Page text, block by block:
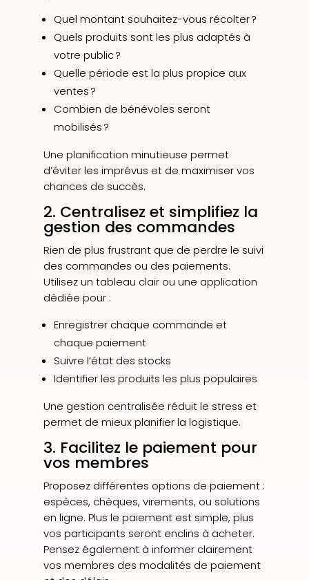
Quel montant souhaitez-vous récolter ?
Quels produits sont les plus adaptés à
votre public ?
Quelle période est la plus propice aux
ventes ?
Combien de bénévoles seront
mobilisés ?
Une planification minutieuse permet
d’éviter les imprévus et de maximiser vos
chances de succès.
2. Centralisez et simplifiez la
gestion des commandes
Rien de plus frustrant que de perdre le suivi
des commandes ou des paiements.
Utilisez un tableau clair ou une application
dédiée pour :
Enregistrer chaque commande et
chaque paiement
Suivre l’état des stocks
Identifier les produits les plus populaires
Une gestion centralisée réduit le stress et
permet de mieux planifier la logistique.
3. Facilitez le paiement pour
vos membres
Proposez différentes options de paiement :
espèces, chèques, virements, ou solutions
en ligne. Plus le paiement est simple, plus
vos participants seront enclins à acheter.
Pensez également à informer clairement
vos membres des modalités de paiement